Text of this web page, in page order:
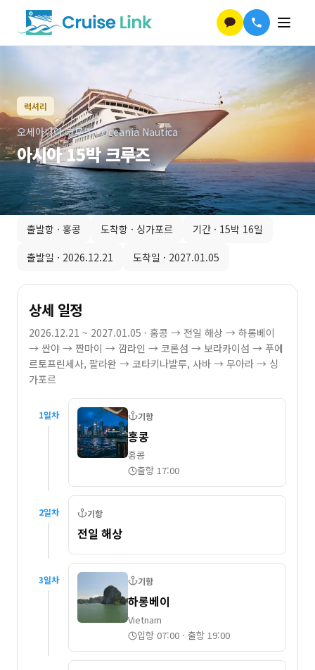
럭셔리
오세아니아 크루즈·Oceania Nautica
아시아 15박 크루즈
출발항 · 홍콩 도착항 · 싱가포르 기간 · 15박 16일
출발일 · 2026.12.21 도착일 · 2027.01.05
상세 일정
2026.12.21 ~ 2027.01.05 · 홍콩 → 전일 해상 → 하롱베이
→ 싼야 → 짠마이 → 깜라인 → 코론섬 → 보라카이섬 → 푸에
르토프린세사, 팔라완 → 코타키나발루, 사바 → 무아라 → 싱
가포르
1일차 기항
홍콩
홍콩
출항 17:00
2일차 기항
전일 해상
3일차 기항
하롱베이
Vietnam
입항 07:00 · 출항 19:00